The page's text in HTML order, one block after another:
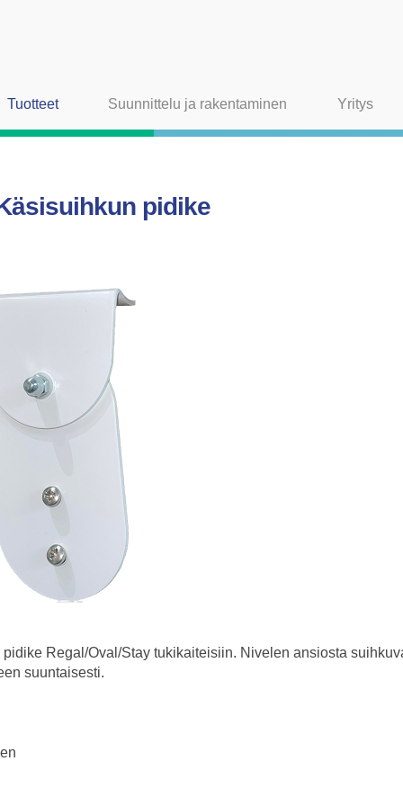
Tuotteet Suunnittelu ja rakentaminen Yritys
pidike
pidike Regal/Oval/Stay tukikaiteisiin. Nivelen ansiosta
suuntaisesti.